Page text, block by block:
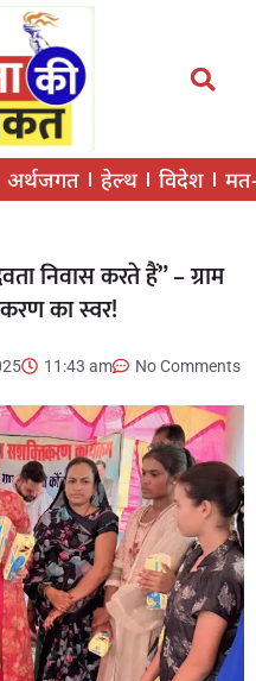
अर्थजगत हेल्थ विदेश
निवास करते हैं” – ग्राम
का स्वर!
11:43 am No Comments